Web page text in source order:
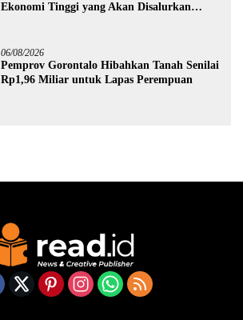
Ekonomi Tinggi yang Akan Disalurkan
06/08/2026
Pemprov Gorontalo Hibahkan Tanah Senilai
Rp1,96 Miliar untuk Lapas Perempuan